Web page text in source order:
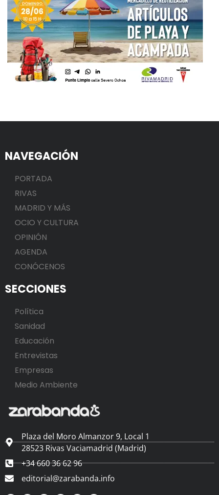
NAVEGACIÓN
PORTADA
RIVAS
MADRID Y MÁS
OCIO Y CULTURA
OPINIÓN
AGENDA
CONÓCENOS
SECCIONES
Política
Sanidad
Educación
Entrevistas
Empresas
Medio Ambiente
Plaza del Moro Almanzor 9, Local 1
28523 Rivas Vaciamadrid (Madrid)
+34 660 36 62 96
editorial@zarabanda.info